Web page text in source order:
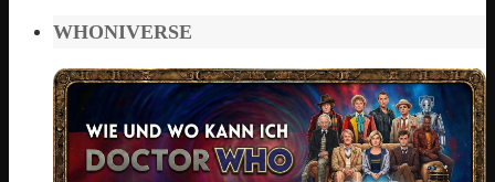
WHONIVERSE